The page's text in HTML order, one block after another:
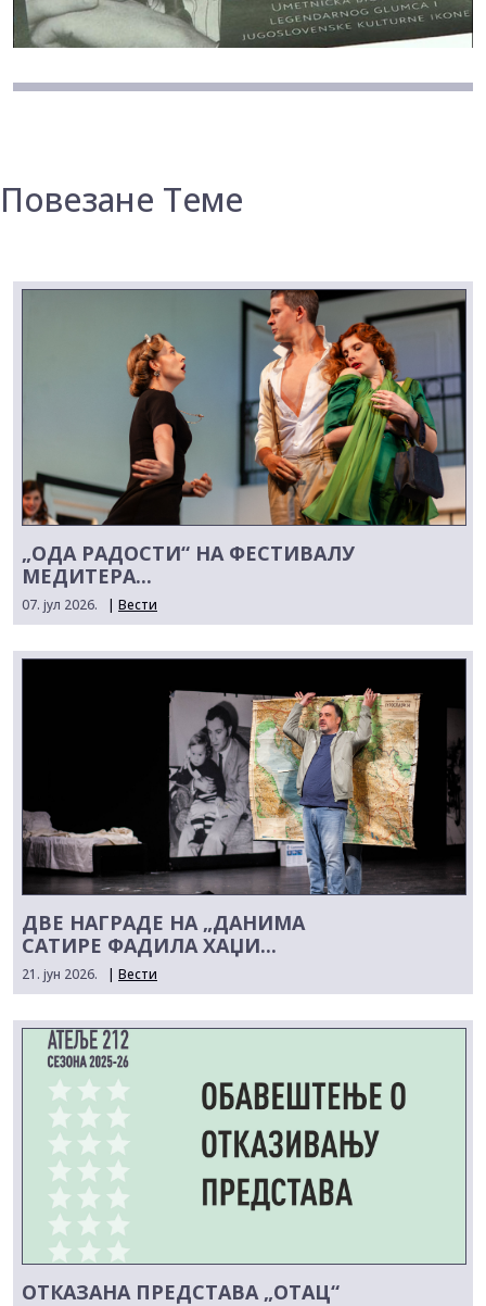
Повезане Теме
„ОДА РАДОСТИ“ НА ФЕСТИВАЛУ
МЕДИТЕРА...
07. јул 2026. | Вести
ДВЕ НАГРАДЕ НА „ДАНИМА
САТИРЕ ФАДИЛА ХАЏИ...
21. јун 2026. | Вести
ОТКАЗАНА ПРЕДСТАВА „ОТАЦ“